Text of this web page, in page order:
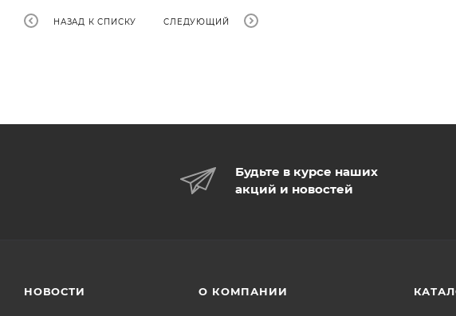
НАЗАД К СПИСКУ СЛЕДУЮЩИЙ
Будьте в курсе наших
акций и новостей
НОВОСТИ О КОМПАНИИ